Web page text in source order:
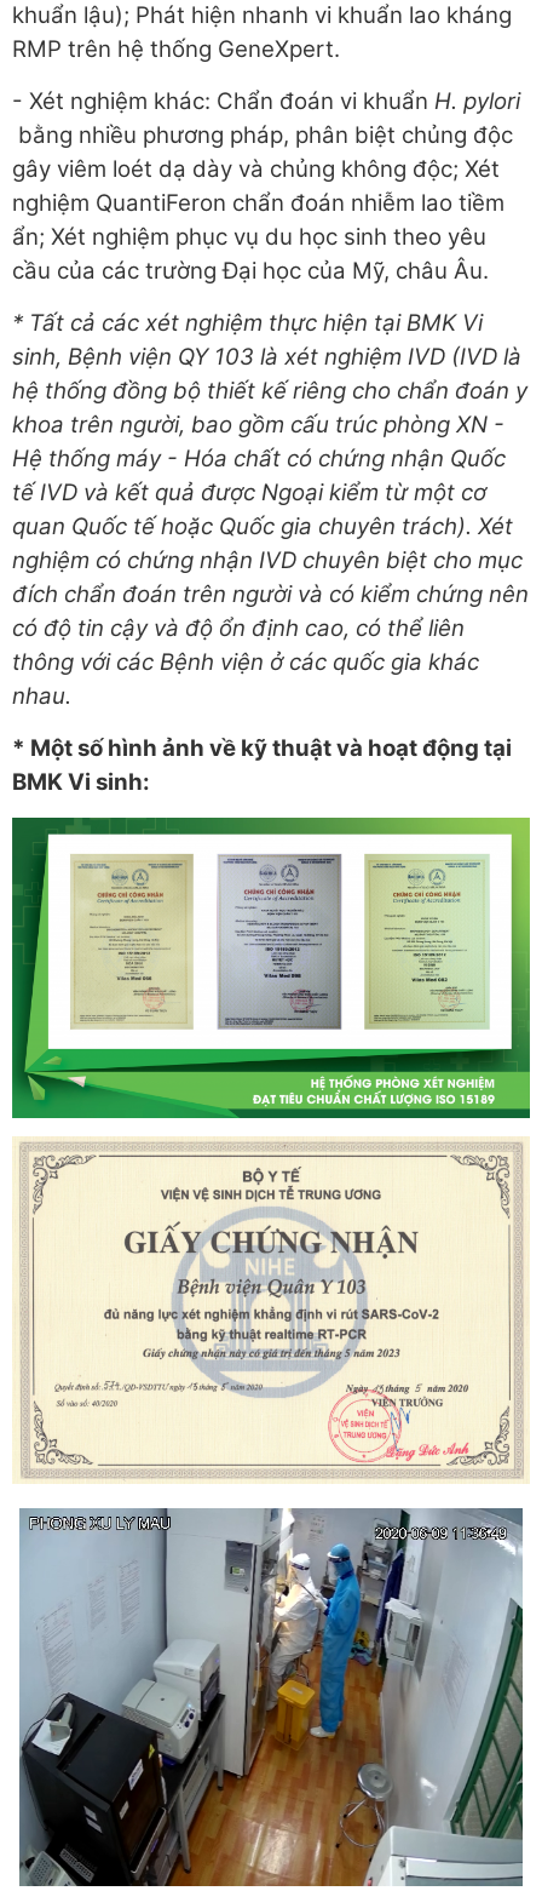
khuẩn lậu); Phát hiện nhanh vi khuẩn lao kháng
RMP trên hệ thống GeneXpert.
- Xét nghiệm khác: Chẩn đoán vi khuẩn H. pylori
bằng nhiều phương pháp, phân biệt chủng độc
gây viêm loét dạ dày và chủng không độc; Xét
nghiệm QuantiFeron chẩn đoán nhiễm lao tiềm
ẩn; Xét nghiệm phục vụ du học sinh theo yêu
cầu của các trường Đại học của Mỹ, châu Âu.
* Tất cả các xét nghiệm thực hiện tại BMK Vi
sinh, Bệnh viện QY 103 là xét nghiệm IVD (IVD là
hệ thống đồng bộ thiết kế riêng cho chẩn đoán y
khoa trên người, bao gồm cấu trúc phòng XN -
Hệ thống máy - Hóa chất có chứng nhận Quốc
tế IVD và kết quả được Ngoại kiểm từ một cơ
quan Quốc tế hoặc Quốc gia chuyên trách). Xét
nghiệm có chứng nhận IVD chuyên biệt cho mục
đích chẩn đoán trên người và có kiểm chứng nên
có độ tin cậy và độ ổn định cao, có thể liên
thông với các Bệnh viện ở các quốc gia khác
nhau.
* Một số hình ảnh về kỹ thuật và hoạt động tại
BMK Vi sinh: